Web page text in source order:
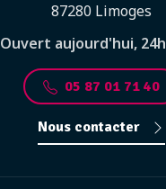
87280 Limoges
Ouvert aujourd'hui,
05 87 01 71 40
Nous contacter